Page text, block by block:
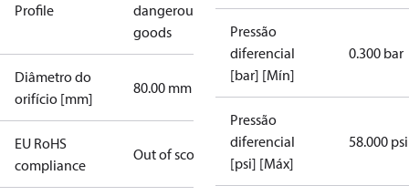
Profile
dangerous
goods
Diâmetro do
orifício [mm]
80.00 mm
EU RoHS
compliance
Out of scope
Pressão
diferencial
[bar] [Mín]
0.300 bar
Pressão
diferencial
[psi] [Máx]
58.000 psi